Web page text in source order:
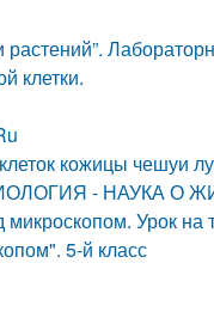
клетки.
кожицы чешуи
БИОЛОГИЯ - НАУКА О
Урок
5-й класс